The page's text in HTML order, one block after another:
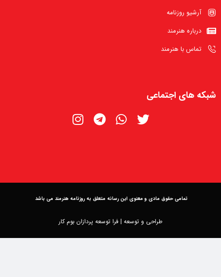
آرشیو روزنامه
درباره هنرمند
تماس با هنرمند
شبکه های اجتماعی
تمامی حقوق مادی و معنوی این رسانه متعلق به روزنامه هنرمند می باشد
طراحی و توسعه | فرا توسعه پردازان بوم کار